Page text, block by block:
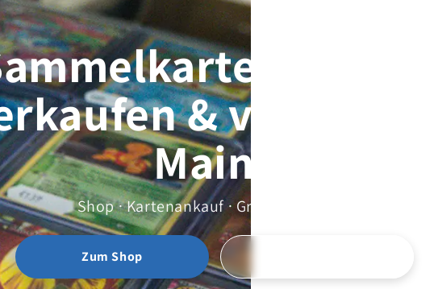
kaufen,
& veredeln in
Mainz
Shop · Kartenankauf · Grading · Events
Zum Shop